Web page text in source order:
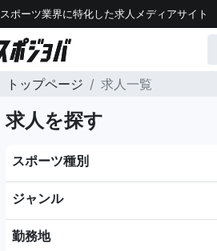
スポーツ業界に特化した求人メディアサイト
トップページ 求人一覧
求人を探す
スポーツ種別
ジャンル
勤務地